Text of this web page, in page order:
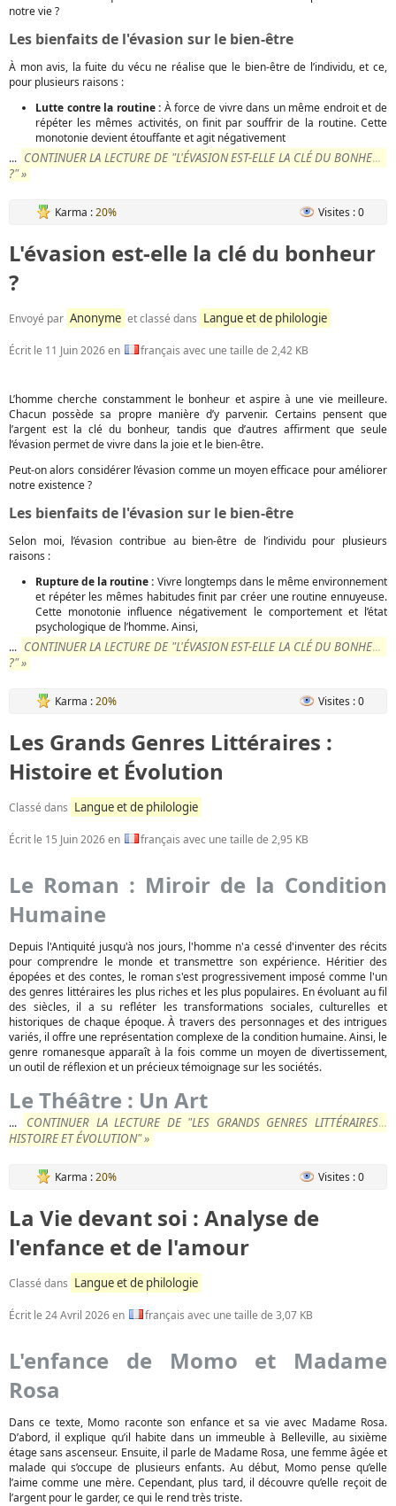
notre vie ?
Les bienfaits de l'évasion sur le bien-être
À mon avis, la fuite du vécu ne réalise que le bien-être de l’individu, et ce,
pour plusieurs raisons :
Lutte contre la routine : À force de vivre dans un même endroit et de
répéter les mêmes activités, on finit par souffrir de la routine. Cette
monotonie devient étouffante et agit négativement
... CONTINUER LA LECTURE DE "L'ÉVASION EST-ELLE LA CLÉ DU BONHEUR
?" »
Karma :20% Visites : 0
L'évasion est-elle la clé du bonheur
?
Envoyé par Anonyme et classé dans Langue et de philologie
Écrit le 11 Juin 2026en français avec une taille de 2,42 KB
L’homme cherche constamment le bonheur et aspire à une vie meilleure.
Chacun possède sa propre manière d’y parvenir. Certains pensent que
l’argent est la clé du bonheur, tandis que d’autres affirment que seule
l’évasion permet de vivre dans la joie et le bien-être.
Peut-on alors considérer l’évasion comme un moyen efficace pour améliorer
notre existence ?
Les bienfaits de l'évasion sur le bien-être
Selon moi, l’évasion contribue au bien-être de l’individu pour plusieurs
raisons :
Rupture de la routine : Vivre longtemps dans le même environnement
et répéter les mêmes habitudes finit par créer une routine ennuyeuse.
Cette monotonie influence négativement le comportement et l’état
psychologique de l’homme. Ainsi,
... CONTINUER LA LECTURE DE "L'ÉVASION EST-ELLE LA CLÉ DU BONHEUR
?" »
Karma :20% Visites : 0
Les Grands Genres Littéraires :
Histoire et Évolution
Classé dans Langue et de philologie
Écrit le 15 Juin 2026en français avec une taille de 2,95 KB
Le Roman : Miroir de la Condition
Humaine
Depuis l'Antiquité jusqu'à nos jours, l'homme n'a cessé d'inventer des récits
pour comprendre le monde et transmettre son expérience. Héritier des
épopées et des contes, le roman s'est progressivement imposé comme l'un
des genres littéraires les plus riches et les plus populaires. En évoluant au fil
des siècles, il a su refléter les transformations sociales, culturelles et
historiques de chaque époque. À travers des personnages et des intrigues
variés, il offre une représentation complexe de la condition humaine. Ainsi, le
genre romanesque apparaît à la fois comme un moyen de divertissement,
un outil de réflexion et un précieux témoignage sur les sociétés.
Le Théâtre : Un Art
...
CONTINUER LA LECTURE DE "LES GRANDS GENRES LITTÉRAIRES :
HISTOIRE ET ÉVOLUTION" »
Karma :20% Visites : 0
La Vie devant soi : Analyse de
l'enfance et de l'amour
Classé dans Langue et de philologie
Écrit le 24 Avril 2026en français avec une taille de 3,07 KB
L'enfance de Momo et Madame
Rosa
Dans ce texte, Momo raconte son enfance et sa vie avec Madame Rosa.
D’abord, il explique qu’il habite dans un immeuble à Belleville, au sixième
étage sans ascenseur. Ensuite, il parle de Madame Rosa, une femme âgée et
malade qui s’occupe de plusieurs enfants. Au début, Momo pense qu’elle
l’aime comme une mère. Cependant, plus tard, il découvre qu’elle reçoit de
l’argent pour le garder, ce qui le rend très triste.